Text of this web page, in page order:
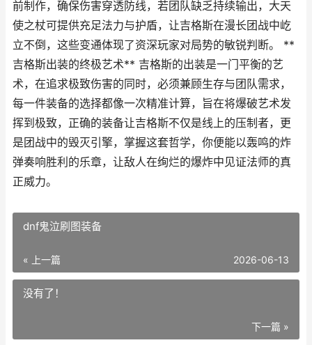
前制作，确保伤害穿透防线，若团队缺乏持续输出，大天
使之杖可提供充足法力与护盾，让吉格斯在漫长团战中屹
立不倒，这些变通体现了资深玩家对局势的敏锐判断。 **
吉格斯出装的终极艺术** 吉格斯的出装是一门平衡的艺
术，在追求极致伤害的同时，必须兼顾生存与团队需求，
每一件装备的选择都像一次精准计算，旨在将爆破艺术发
挥到极致，正确的装备让吉格斯不仅是线上的压制者，更
是团战中的毁灭引擎，掌握这套哲学，你便能以轰鸣的炸
弹奏响胜利的乐章，让敌人在绚烂的爆炸中见证法师的真
正威力。
dnf鬼泣刷图装备
« 上一篇 2026-06-13
没有了！
下一篇 »